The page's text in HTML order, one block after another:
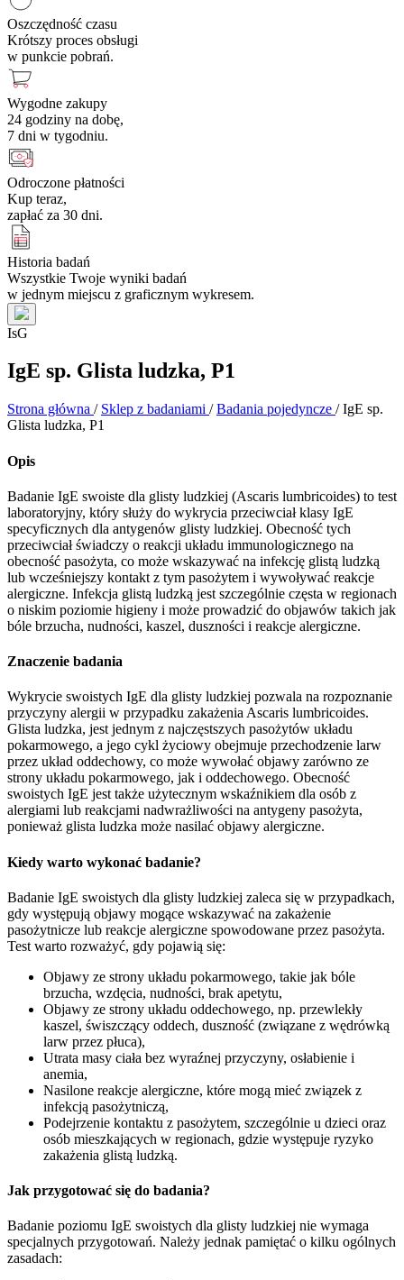
Oszczędność czasu
Krótszy proces obsługi
w punkcie pobrań.
Wygodne zakupy
24 godziny na dobę,
7 dni w tygodniu.
Odroczone płatności
Kup teraz,
zapłać za 30 dni.
Historia badań
Wszystkie Twoje wyniki badań
w jednym miejscu z graficznym wykresem.
IsG
IgE sp. Glista ludzka, P1
Strona główna / Sklep z badaniami / Badania pojedyncze / IgE sp.
Glista ludzka, P1
Opis
Badanie IgE swoiste dla glisty ludzkiej (Ascaris lumbricoides) to test
laboratoryjny, który służy do wykrycia przeciwciał klasy IgE
specyficznych dla antygenów glisty ludzkiej. Obecność tych
przeciwciał świadczy o reakcji układu immunologicznego na
obecność pasożyta, co może wskazywać na infekcję glistą ludzką
lub wcześniejszy kontakt z tym pasożytem i wywoływać reakcje
alergiczne. Infekcja glistą ludzką jest szczególnie częsta w regionach
o niskim poziomie higieny i może prowadzić do objawów takich jak
bóle brzucha, nudności, kaszel, duszności i reakcje alergiczne.
Znaczenie badania
Wykrycie swoistych IgE dla glisty ludzkiej pozwala na rozpoznanie
przyczyny alergii w przypadku zakażenia Ascaris lumbricoides.
Glista ludzka, jest jednym z najczęstszych pasożytów układu
pokarmowego, a jego cykl życiowy obejmuje przechodzenie larw
przez układ oddechowy, co może wywołać objawy zarówno ze
strony układu pokarmowego, jak i oddechowego. Obecność
swoistych IgE jest także użytecznym wskaźnikiem dla osób z
alergiami lub reakcjami nadwrażliwości na antygeny pasożyta,
ponieważ glista ludzka może nasilać objawy alergiczne.
Kiedy warto wykonać badanie?
Badanie IgE swoistych dla glisty ludzkiej zaleca się w przypadkach,
gdy występują objawy mogące wskazywać na zakażenie
pasożytnicze lub reakcje alergiczne spowodowane przez pasożyta.
Test warto rozważyć, gdy pojawią się:
Objawy ze strony układu pokarmowego, takie jak bóle
brzucha, wzdęcia, nudności, brak apetytu,
Objawy ze strony układu oddechowego, np. przewlekły
kaszel, świszczący oddech, duszność (związane z wędrówką
larw przez płuca),
Utrata masy ciała bez wyraźnej przyczyny, osłabienie i
anemia,
Nasilone reakcje alergiczne, które mogą mieć związek z
infekcją pasożytniczą,
Podejrzenie kontaktu z pasożytem, szczególnie u dzieci oraz
osób mieszkających w regionach, gdzie występuje ryzyko
zakażenia glistą ludzką.
Jak przygotować się do badania?
Badanie poziomu IgE swoistych dla glisty ludzkiej nie wymaga
specjalnych przygotowań. Należy jednak pamiętać o kilku ogólnych
zasadach: